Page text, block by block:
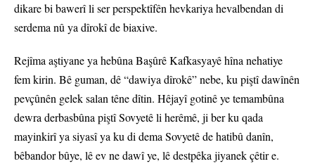
dikare bi bawerî li ser perspektîfên hevkariya hevalbendan di
serdema nû ya dîrokî de biaxive.
Rejîma aştiyane ya hebûna Başûrê Kafkasyayê hîna nehatiye
fem kirin. Bê guman, dê “dawiya dîrokê” nebe, ku piştî dawînên
pevçûnên gelek salan têne dîtin. Hêjayî gotinê ye temambûna
dewra derbasbûna piştî Sovyetê li herêmê, ji ber ku qada
mayinkirî ya siyasî ya ku di dema Sovyetê de hatibû danîn,
bêbandor bûye, lê ev ne dawî ye, lê destpêka jiyanek çêtir e.